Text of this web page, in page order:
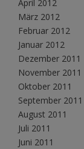
April 2012
März 2012
Februar 2012
Januar 2012
Dezember 2011
November 2011
Oktober 2011
September 2011
August 2011
Juli 2011
Juni 2011